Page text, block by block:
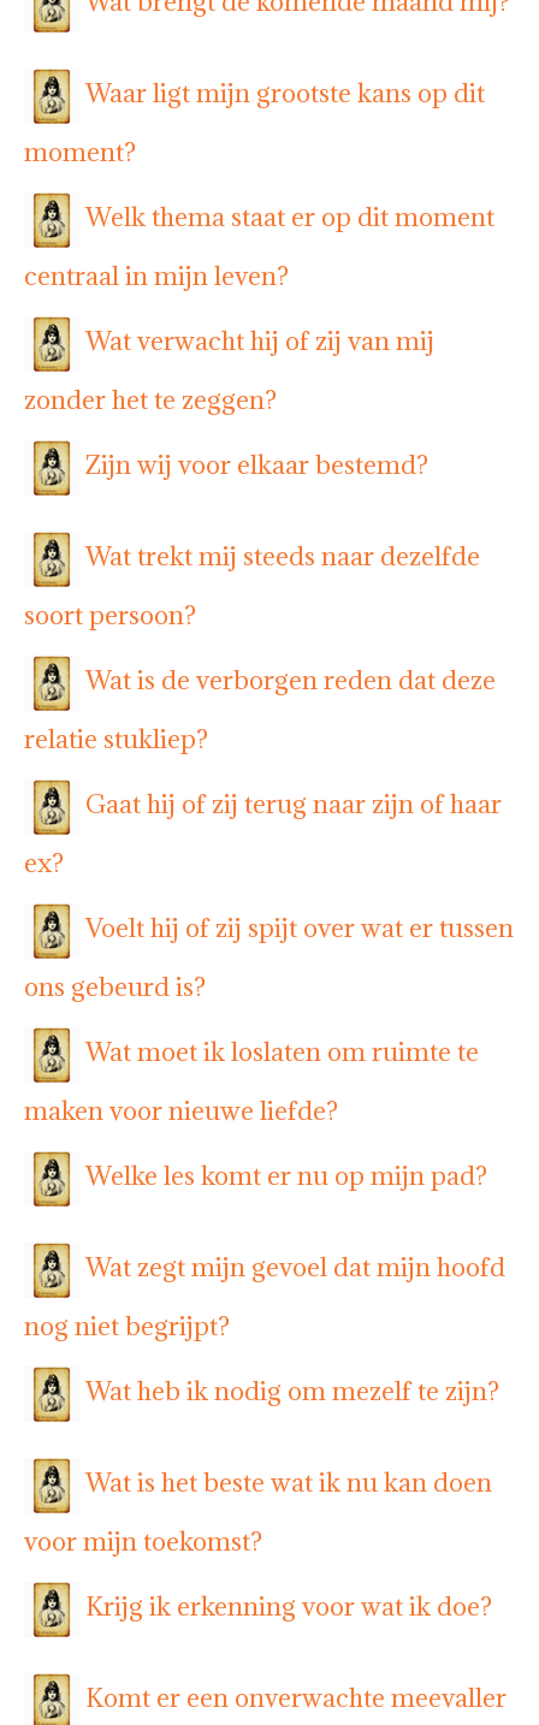
Waar ligt mijn grootste kans op dit
moment?
Welk thema staat er op dit moment
centraal in mijn leven?
Wat verwacht hij of zij van mij
zonder het te zeggen?
Zijn wij voor elkaar bestemd?
Wat trekt mij steeds naar dezelfde
soort persoon?
Wat is de verborgen reden dat deze
relatie stukliep?
Gaat hij of zij terug naar zijn of haar
ex?
Voelt hij of zij spijt over wat er tussen
ons gebeurd is?
Wat moet ik loslaten om ruimte te
maken voor nieuwe liefde?
Welke les komt er nu op mijn pad?
Wat zegt mijn gevoel dat mijn hoofd
nog niet begrijpt?
Wat heb ik nodig om mezelf te zijn?
Wat is het beste wat ik nu kan doen
voor mijn toekomst?
Krijg ik erkenning voor wat ik doe?
Komt er een onverwachte meevaller